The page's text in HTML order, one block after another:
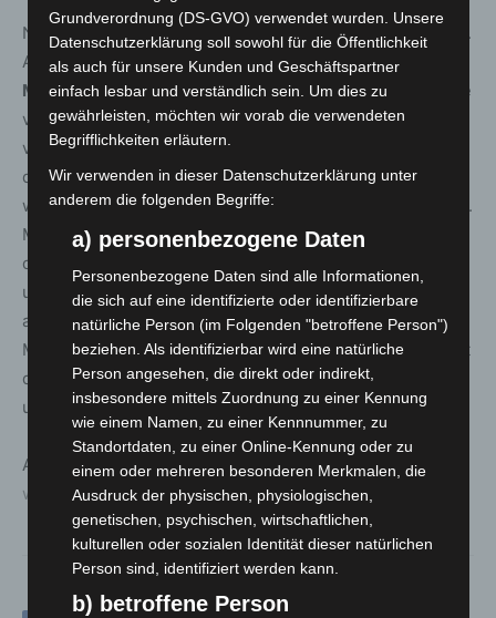
Neu auf dem Entdeckertagsfest ist die Bühne der Vielfalt.
Auf dem Georgsplatz sind Künstler*innen wieCathy
Meyer,Erika Emersonmit Kögi und VEYNzu erleben, die
vielfältig und divers sind. Präsentiert wird das Programm
von dem Netzwerk women* in music hannover (w*im),
das sich für die Sichtbarkeit, Teilhabe und Präsenz von
weiblich gelesenen und nicht-binären Personen einsetzt.
Mit der Ausstellung w*im hannover faces & friends wird
durch individuelle Statements von Menschen
unterschiedlicher Geschlechtsidentitäten gezeigt, wie es
aktuell um die Geschlechtergerechtigkeit in der
Musikbranche steht. w*im wurde 2019 in Kooperation mit
der UNESCO City of Music Hannover, dem MusikZentrum
und Künstlerinnen aus Hannover gegründet.
Alle Infos zum Regionsentdeckertag auf
www.entdeckertag.de.
Grundverordnung (DS-GVO) verwendet wurden. Unsere
Datenschutzerklärung soll sowohl für die Öffentlichkeit
als auch für unsere Kunden und Geschäftspartner
einfach lesbar und verständlich sein. Um dies zu
gewährleisten, möchten wir vorab die verwendeten
Begrifflichkeiten erläutern.
Wir verwenden in dieser Datenschutzerklärung unter
anderem die folgenden Begriffe:
a) personenbezogene Daten
Personenbezogene Daten sind alle Informationen,
die sich auf eine identifizierte oder identifizierbare
natürliche Person (im Folgenden "betroffene Person")
beziehen. Als identifizierbar wird eine natürliche
Person angesehen, die direkt oder indirekt,
insbesondere mittels Zuordnung zu einer Kennung
wie einem Namen, zu einer Kennnummer, zu
Standortdaten, zu einer Online-Kennung oder zu
einem oder mehreren besonderen Merkmalen, die
Ausdruck der physischen, physiologischen,
genetischen, psychischen, wirtschaftlichen,
kulturellen oder sozialen Identität dieser natürlichen
Person sind, identifiziert werden kann.
b) betroffene Person